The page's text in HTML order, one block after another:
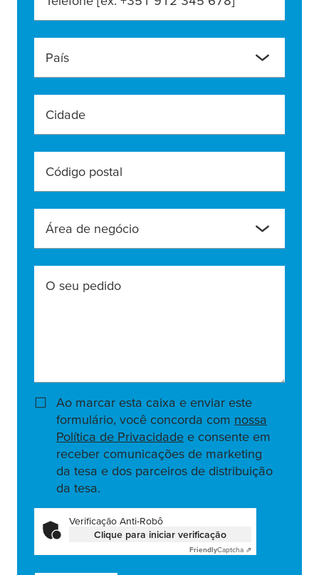
País
Cidade
Código postal
Área de negócio
O seu pedido
Ao marcar esta caixa e enviar este
formulário, você concorda com nossa
Política de Privacidade e consente em
receber comunicações de marketing
da tesa e dos parceiros de distribuição
da tesa.
Verificação Anti-Robô
Clique para iniciar verificação
FriendlyCaptcha ⇗